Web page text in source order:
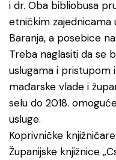
i dr. Oba bibliobusa
etničkim zajednicama
Baranja, a posebice
Treba naglasiti da se
uslugama i pristupom
mađarske vlade i
selu do 2018.
usluge.
Koprivničke
Županijske knjižnice